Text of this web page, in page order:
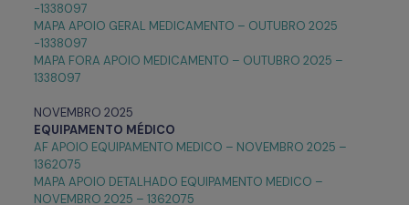
-1338097
MAPA APOIO GERAL MEDICAMENTO – OUTUBRO 2025
-1338097
MAPA FORA APOIO MEDICAMENTO – OUTUBRO 2025 –
1338097
NOVEMBRO 2025
EQUIPAMENTO MÉDICO
AF APOIO EQUIPAMENTO MEDICO – NOVEMBRO 2025 –
1362075
MAPA APOIO DETALHADO EQUIPAMENTO MEDICO –
NOVEMBRO 2025 – 1362075